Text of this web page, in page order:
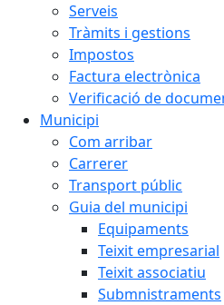
Serveis
Tràmits i gestions
Impostos
Factura electrònica
Verificació de
Municipi
Com arribar
Carrerer
Transport públic
Guia del municipi
Equipaments
Teixit empresarial
Teixit associatiu
Submnistraments